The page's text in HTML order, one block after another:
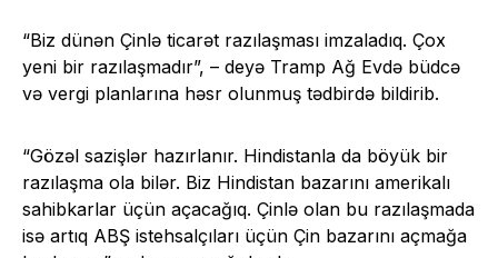
“Biz dünən Çinlə ticarət razılaşması imzaladıq. Çox
yeni bir razılaşmadır”, – deyə Tramp Ağ Evdə büdcə
və vergi planlarına həsr olunmuş tədbirdə bildirib.
“Gözəl sazişlər hazırlanır. Hindistanla da böyük bir
razılaşma ola bilər. Biz Hindistan bazarını amerikalı
sahibkarlar üçün açacağıq. Çinlə olan bu razılaşmada
isə artıq ABŞ istehsalçıları üçün Çin bazarını açmağa